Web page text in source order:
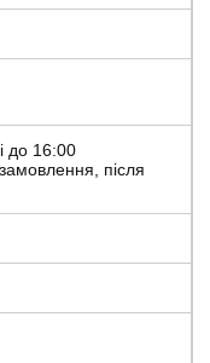
до 16:00
після